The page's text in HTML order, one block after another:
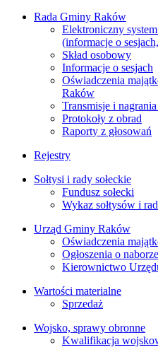
Rada Gminy Raków
Elektroniczny
(informacje o
Skład osobowy
Informacje o sesjach
Oświadczenia
Raków
Transmisje i
Protokoły z obrad
Raporty z głosowań
Rejestry
Sołtysi i rady sołeckie
Fundusz sołecki
Wykaz sołtysów i
Urząd Gminy Raków
Oświadczenia
Ogłoszenia o
Kierownictwo
Wartości materialne
Sprzedaż
Wojsko, sprawy obronne
Kwalifikacja